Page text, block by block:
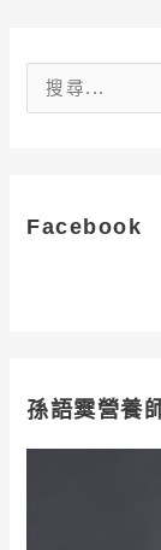
字
Facebook
孫語霙營養